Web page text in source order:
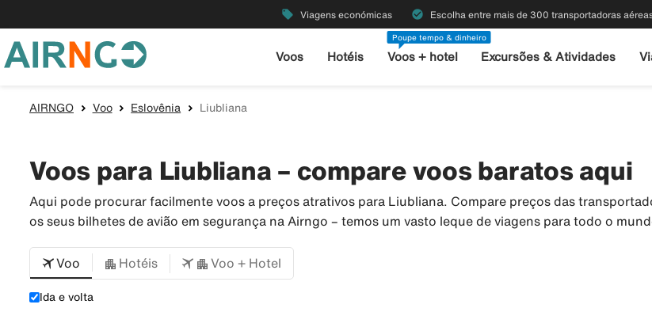
local_offer Viagens económicas check_circle Escolha entre mais de 300 transportadoras
Voos Hotéis
Poupe tempo & dinheiro
Voos + hotel Excursões & Atividades
AIRNGO Voo Eslovênia Liubliana
Voos para Liubliana – compare voos baratos aqui
Aqui pode procurar facilmente voos a preços atrativos para Liubliana. Compare preços das
os seus bilhetes de avião em segurança na Airngo – temos um vasto leque de viagens para todo o
Voo Hotéis Voo + Hotel
Ida e volta